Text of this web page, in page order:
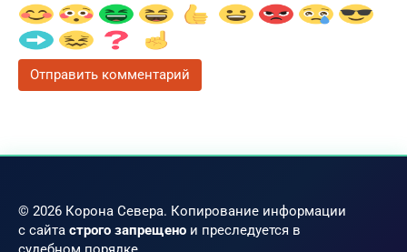
© 2026 Корона Севера. Копирование информации
с сайта строго запрещено и преследуется в